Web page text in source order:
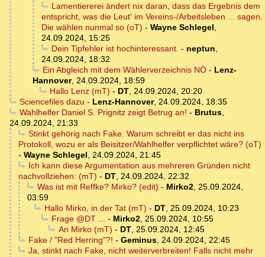
Lamentiererei ändert nix daran, dass das Ergebnis dem
entspricht, was die Leut' im Vereins-/Arbeitsleben ... sagen.
Die wählen nunmal so (oT) - Wayne Schlegel,
24.09.2024, 15:25
Dein Tipfehler ist hochinteressant. - neptun,
24.09.2024, 18:32
Ein Abgleich mit dem Wählerverzeichnis NÖ- Lenz-
Hannover, 24.09.2024, 18:59
Hallo Lenz (mT) - DT, 24.09.2024, 20:20
Sciencefiles dazu - Lenz-Hannover, 24.09.2024, 18:35
Wahlhelfer Daniel S. Prignitz zeigt Betrug an! - Brutus,
24.09.2024, 21:33
Stinkt gehörig nach Fake. Warum schreibt er das nicht ins
Protokoll, wozu er als Beisitzer/Wahlhelfer verpflichtet wäre? (oT)
- Wayne Schlegel, 24.09.2024, 21:45
Ich kann diese Argumentation aus mehreren Gründen nicht
nachvollziehen: (mT) - DT, 24.09.2024, 22:32
Was ist mit Reffke? Mirko? (edit) - Mirko2, 25.09.2024,
03:59
Hallo Mirko, in der Tat (mT) - DT, 25.09.2024, 10:23
Frage @DT ... - Mirko2, 25.09.2024, 10:55
An Mirko (mT) - DT, 25.09.2024, 12:45
Fake / "Red Herring"?! - Geminus, 24.09.2024, 22:45
Ja, stinkt nach Fake, nicht weiterverbreiten! Falls nicht mehr